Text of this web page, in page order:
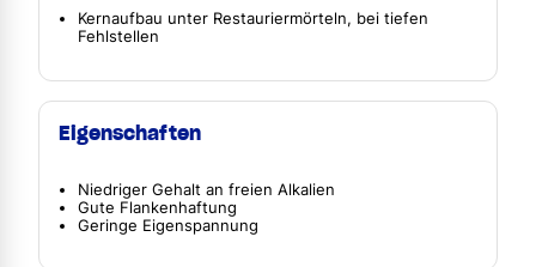
Kernaufbau unter Restauriermörteln, bei tiefen
Fehlstellen
Eigenschaften
Niedriger Gehalt an freien Alkalien
Gute Flankenhaftung
Geringe Eigenspannung